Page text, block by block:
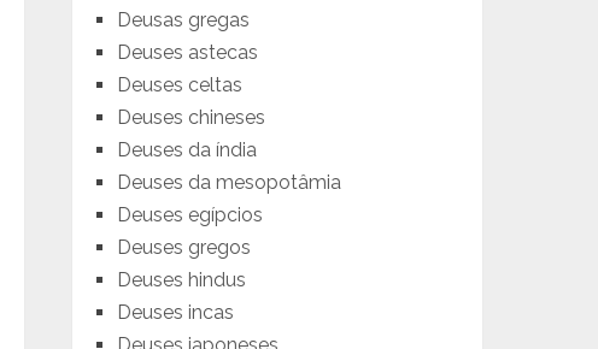
Deusas gregas
Deuses astecas
Deuses celtas
Deuses chineses
Deuses da índia
Deuses da mesopotâmia
Deuses egípcios
Deuses gregos
Deuses hindus
Deuses incas